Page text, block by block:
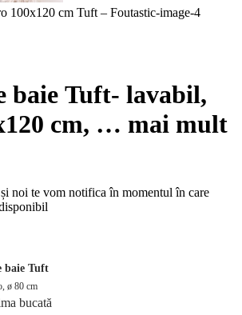
baie Tuft- lavabil,
cm, … mai mult
noi te vom notifica în momentul în care
baie Tuft
ø 80 cm
bucată